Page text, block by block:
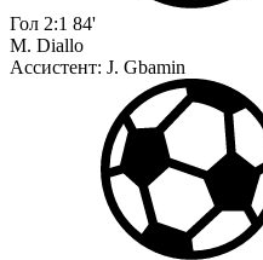
Гол 2:1 84'
M. Diallo
Ассистент: J. Gbamin